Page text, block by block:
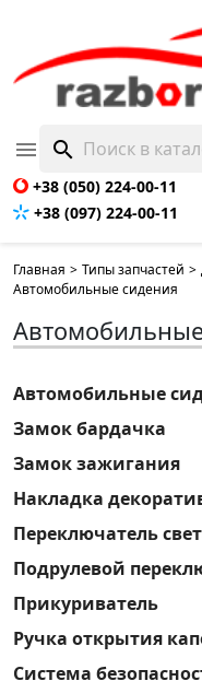
 search
+38 (050) 224-00-11
+38 (097) 224-00-11
Главная > Типы запчастей >
Автомобильные сидения
Автомобильные
Замок бардачка
Замок зажигания
Накладка
Переключатель
Подрулевой
Прикуриватель
Ручка открытия
Система